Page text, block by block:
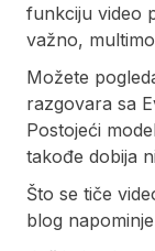
funkciju video
važno,
Možete
razgovara sa
Postojeći
takođe dobija
Što se tiče
blog